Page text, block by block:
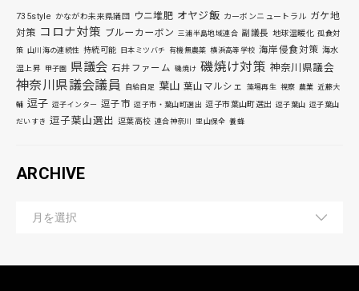
735style かながわ未来県議団 ウニ堆肥 オヤジ飯 カーボンニュートラル ガケ地
対策 コロナ対策 ブルーカーボン 三浦半島地域連合 副議長 地球温暖化 孤食対
策 山川海の連続性 持続可能 日本ミツバチ 有機無農薬 横浜高等学校 海岸侵食対策 海水
温上昇 甲子園 県議会 石井ファーム 磯焼け 磯焼け対策 神奈川県議会
神奈川県議会議員 自給自足 葉山 葉山マルシェ 藻場再生 視察 農業 近藤大
輔 逗子 逗子インター 逗子市 逗子市・葉山町選出 逗子市葉山町選出 逗子葉山 逗子葉山
だいすき 逗子葉山選出 逗葉高校 連合神奈川 里山保全 養蜂
ARCHIVE